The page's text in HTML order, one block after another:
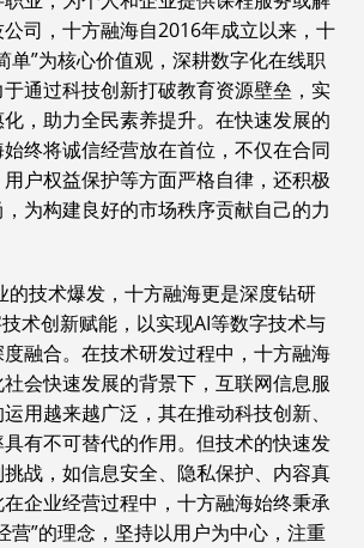
司，十方融海自2016年成立以来，十
单”为核心价值观，深耕数字化在线职
通过科技创新打破教育资源壁垒，实
，助力全民素养提升。在快速发展的
终将诚信经营放在首位，不仅在合同
户权益保护等方面严格自律，还积极
为构建良好的市场秩序贡献自己的力
的技术爆发，十方融海更是深度钻研
术创新赋能，以实现AI等数字技术与
融合。在技术研发过程中，十方融海
会快速发展的背景下，互联网信息服
用越来越广泛，其在推动科技创新、
有不可替代的作用。但技术的快速发
战，如信息安全、隐私保护、内容真
企业经营过程中，十方融海始终秉承
营”的理念，坚持以用户为中心，注重